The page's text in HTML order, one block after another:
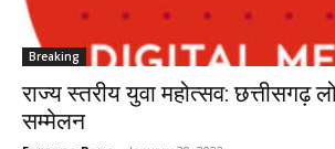
Breaking
राज्य स्तरीय युवा महोत्सव: छत्तीसगढ़
सम्मेलन